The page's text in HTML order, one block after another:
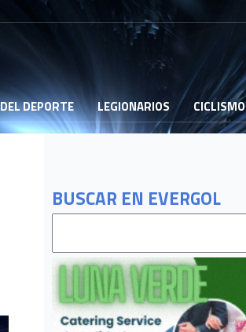
DEPORTE LEGIONARIOS CICLISMO
BUSCAR EN EVERGOL